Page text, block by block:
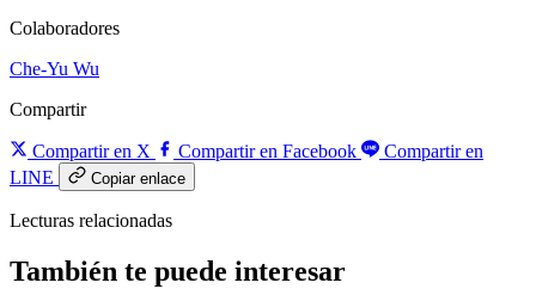
Colaboradores
Che-Yu Wu
Compartir
Compartir en X Compartir en Facebook
Compartir en
LINE
Copiar enlace
Lecturas relacionadas
También te puede interesar